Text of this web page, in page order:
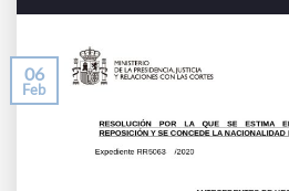
06
Feb